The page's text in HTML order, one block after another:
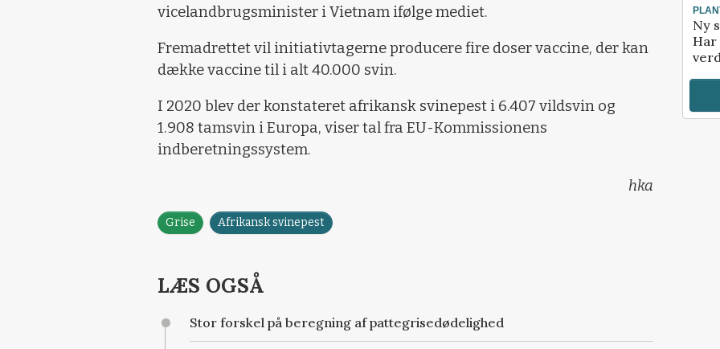
vicelandbrugsminister i Vietnam ifølge mediet.
Fremadrettet vil initiativtagerne producere fire doser vaccine, der kan
dække vaccine til i alt 40.000 svin.
I 2020 blev der konstateret afrikansk svinepest i 6.407 vildsvin og
1.908 tamsvin i Europa, viser tal fra EU-Kommissionens
indberetningssystem.
hka
Grise Afrikansk svinepest
LÆS OGSÅ
Stor forskel på beregning af pattegrisedødelighed
Ny
Har